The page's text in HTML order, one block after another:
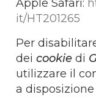
Apple Safari:
it/HT201265
Per
deicookiedi
utilizzare il
a